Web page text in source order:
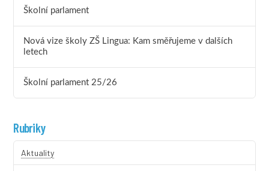
Školní parlament
Nová vize školy ZŠ Lingua: Kam směřujeme v dalších
letech
Školní parlament 25/26
Rubriky
Aktuality